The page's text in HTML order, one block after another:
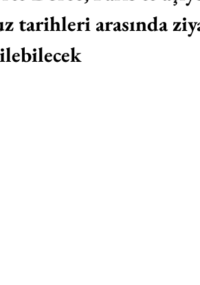
tarihleri arasında